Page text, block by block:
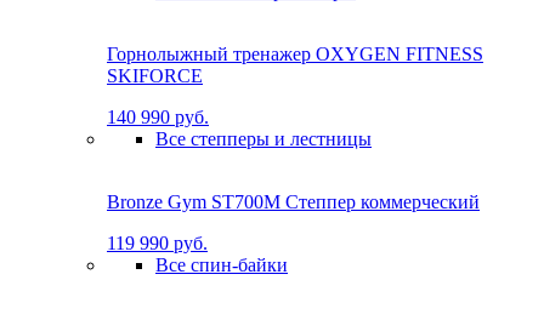
Горнолыжный тренажер OXYGEN FITNESS
SKIFORCE
140 990 руб.
Все степперы и лестницы
Bronze Gym ST700M Степпер коммерческий
119 990 руб.
Все спин-байки